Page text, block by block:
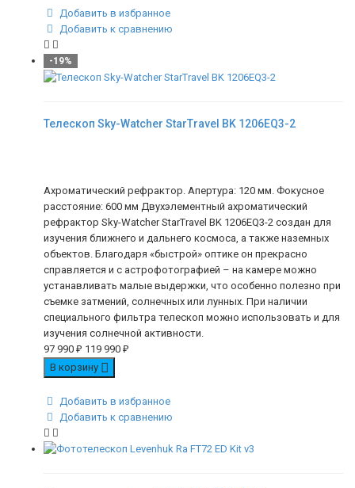
Добавить в избранное
Добавить к сравнению
-19%
Телескоп Sky-Watcher StarTravel BK 1206EQ3-2
Ахроматический рефрактор. Апертура: 120 мм. Фокусное
расстояние: 600 мм Двухэлементный ахроматический
рефрактор Sky-Watcher StarTravel BK 1206EQ3-2 создан для
изучения ближнего и дальнего космоса, а также наземных
объектов. Благодаря «быстрой» оптике он прекрасно
справляется и с астрофотографией – на камере можно
устанавливать малые выдержки, что особенно полезно при
съемке затмений, солнечных или лунных. При наличии
специального фильтра телескоп можно использовать и для
изучения солнечной активности.
97 990 ₽ 119 990 ₽
В корзину
Добавить в избранное
Добавить к сравнению